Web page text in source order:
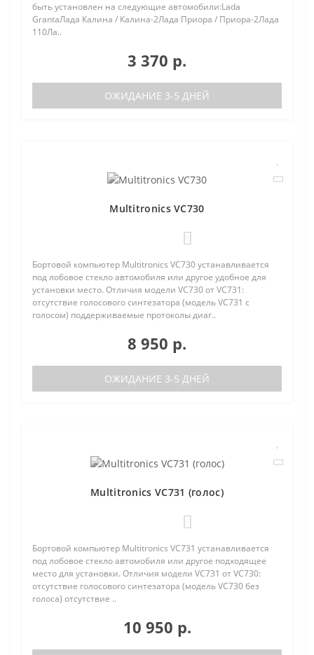
быть установлен на следующие автомобили:Lada
GrantaЛада Калина / Калина-2Лада Приора / Приора-2Лада
110Ла..
3 370 р.
ОЖИДАНИЕ 3-5 ДНЕЙ
Multitronics VC730
Бортовой компьютер Multitronics VC730 устанавливается
под лобовое стекло автомобиля или другое удобное для
установки место. Отличия модели VC730 от VC731:
отсутствие голосового синтезатора (модель VC731 с
голосом) поддерживаемые протоколы диаг..
8 950 р.
ОЖИДАНИЕ 3-5 ДНЕЙ
Multitronics VC731 (голос)
Бортовой компьютер Multitronics VC731 устанавливается
под лобовое стекло автомобиля или другое подходящее
место для установки. Отличия модели VC731 от VC730:
отсутствие голосового синтезатора (модель VC730 без
голоса) отсутствие ..
10 950 р.